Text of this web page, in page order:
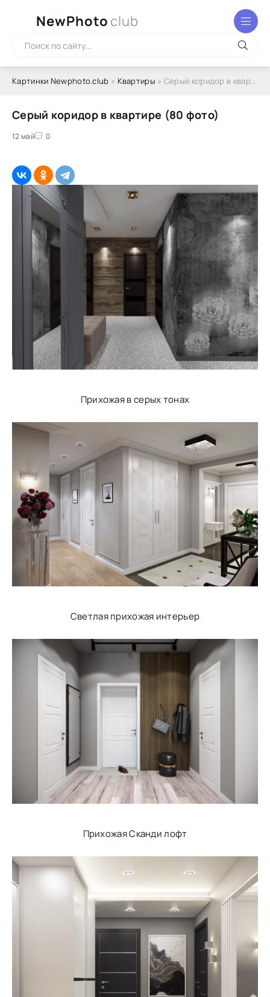
NewPhoto club
Картинки Newphoto.club » Квартиры » Серый коридор в квартире (80 фото)
Серый коридор в квартире (80 фото)
12 май 0
Прихожая в серых тонах
Светлая прихожая интерьер
Прихожая Сканди лофт